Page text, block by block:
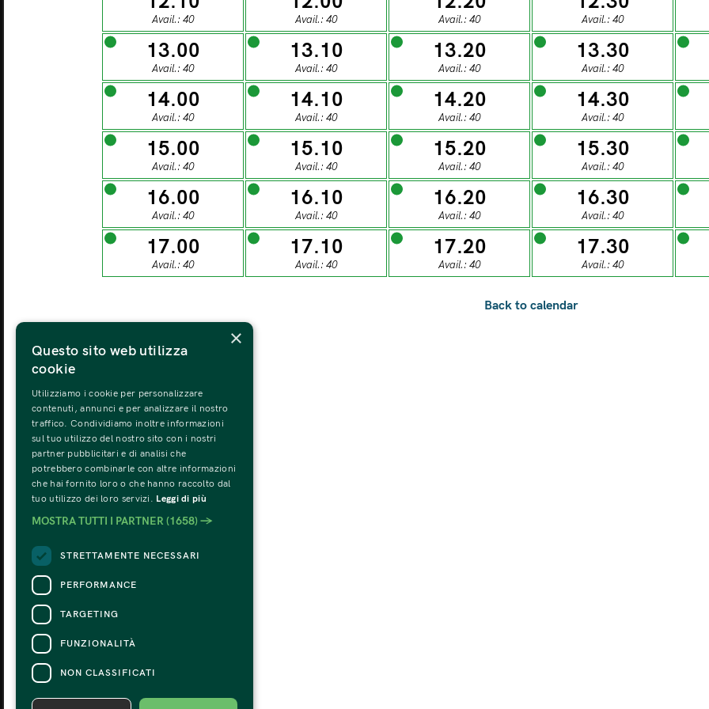
29 31
MONDAY
03
WEDNESDAY
05 06
FRIDAY
07 08
MONDAY
10
TUESDAY
11
WEDNESDAY
12 13
FRIDAY
14 15
MONDAY TUESDAY WEDNESDAY
19
THURSDAY FRIDAY
21
Avail.: 40 Avail.: 40 Avail.: 40 Avail.: 40
13.00
Avail.: 40
13.10
Avail.: 40
13.20
Avail.: 40
13.30
Avail.: 40
14.00
Avail.: 40
14.10
Avail.: 40
14.20
Avail.: 40
14.30
Avail.: 40
15.00
Avail.: 40
15.10
Avail.: 40
15.20
Avail.: 40
15.30
Avail.: 40
16.00
Avail.: 40
16.10
Avail.: 40
16.20
Avail.: 40
16.30
Avail.: 40
17.00
Avail.: 40
17.10
Avail.: 40
17.20
Avail.: 40
17.30
Avail.: 40
×
Questo sito web utilizza
cookie
Utilizziamo i cookie per personalizzare
contenuti, annunci e per analizzare il nostro
traffico. Condividiamo inoltre informazioni
sul tuo utilizzo del nostro sito con i nostri
partner pubblicitari e di analisi che
potrebbero combinarle con altre informazioni
che hai fornito loro o che hanno raccolto dal
tuo utilizzo dei loro servizi. Leggi di più
MOSTRA TUTTI I PARTNER (1658) →
STRETTAMENTE NECESSARI
PERFORMANCE
TARGETING
FUNZIONALITÀ
NON CLASSIFICATI